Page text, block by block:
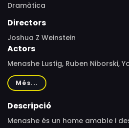
Dramàtica
Directors
Joshua Z Weinstein
Actors
Menashe Lustig, Ruben Niborski,
Schwartz, Yoel Falkowitz, Josh
Jorge Cea, Avi Friedman
Més...
Descripció
Menashe és un home amable i